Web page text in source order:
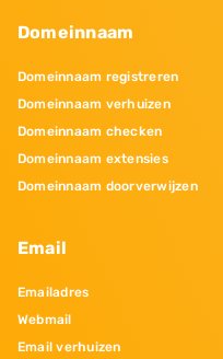
Domeinnaam
Domeinnaam registreren
Domeinnaam verhuizen
Domeinnaam checken
Domeinnaam extensies
Domeinnaam doorverwijzen
Email
Emailadres
Webmail
Email verhuizen